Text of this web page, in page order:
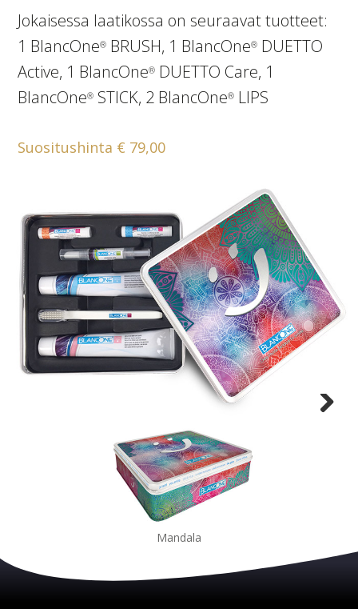
Jokaisessa laatikossa on seuraavat tuotteet:
1 BlancOne® BRUSH, 1 BlancOne® DUETTO
Active, 1 BlancOne® DUETTO Care, 1
BlancOne® STICK, 2 BlancOne® LIPS
Suositushinta € 79,00
Mandala